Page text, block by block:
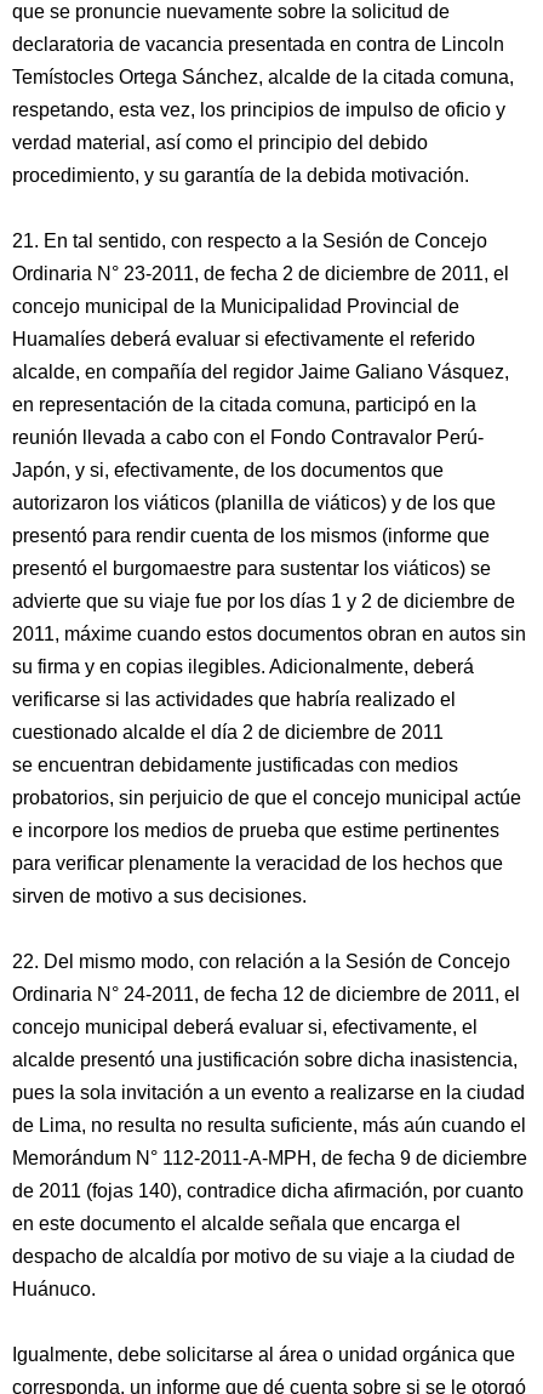
que se pronuncie nuevamente sobre la solicitud de
declaratoria de vacancia presentada en contra de Lincoln
Temístocles Ortega Sánchez, alcalde de la citada comuna,
respetando, esta vez, los principios de impulso de oficio y
verdad material, así como el principio del debido
procedimiento, y su garantía de la debida motivación.
21. En tal sentido, con respecto a la Sesión de Concejo
Ordinaria N° 23-2011, de fecha 2 de diciembre de 2011, el
concejo municipal de la Municipalidad Provincial de
Huamalíes deberá evaluar si efectivamente el referido
alcalde, en compañía del regidor Jaime Galiano Vásquez,
en representación de la citada comuna, participó en la
reunión llevada a cabo con el Fondo Contravalor Perú-
Japón, y si, efectivamente, de los documentos que
autorizaron los viáticos (planilla de viáticos) y de los que
presentó para rendir cuenta de los mismos (informe que
presentó el burgomaestre para sustentar los viáticos) se
advierte que su viaje fue por los días 1 y 2 de diciembre de
2011, máxime cuando estos documentos obran en autos sin
su firma y en copias ilegibles. Adicionalmente, deberá
verificarse si las actividades que habría realizado el
cuestionado alcalde el día 2 de diciembre de 2011
se encuentran debidamente justificadas con medios
probatorios, sin perjuicio de que el concejo municipal actúe
e incorpore los medios de prueba que estime pertinentes
para verificar plenamente la veracidad de los hechos que
sirven de motivo a sus decisiones.
22. Del mismo modo, con relación a la Sesión de Concejo
Ordinaria N° 24-2011, de fecha 12 de diciembre de 2011, el
concejo municipal deberá evaluar si, efectivamente, el
alcalde presentó una justificación sobre dicha inasistencia,
pues la sola invitación a un evento a realizarse en la ciudad
de Lima, no resulta no resulta suficiente, más aún cuando el
Memorándum N° 112-2011-A-MPH, de fecha 9 de diciembre
de 2011 (fojas 140), contradice dicha afirmación, por cuanto
en este documento el alcalde señala que encarga el
despacho de alcaldía por motivo de su viaje a la ciudad de
Huánuco.
Igualmente, debe solicitarse al área o unidad orgánica que
corresponda, un informe que dé cuenta sobre si se le otorgó